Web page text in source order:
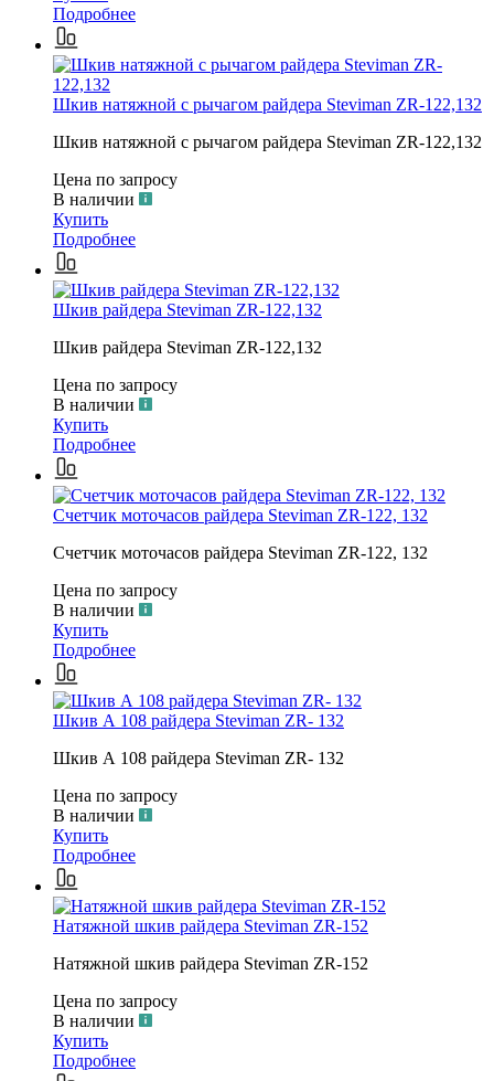
Подробнее
Шкив натяжной c рычагом райдера Steviman ZR-122,132
Шкив натяжной c рычагом райдера Steviman ZR-122,132
Цена по запросу
В наличии
Купить
Подробнее
Шкив райдера Steviman ZR-122,132
Шкив райдера Steviman ZR-122,132
Цена по запросу
В наличии
Купить
Подробнее
Счетчик моточасов райдера Steviman ZR-122, 132
Счетчик моточасов райдера Steviman ZR-122, 132
Цена по запросу
В наличии
Купить
Подробнее
Шкив А 108 райдера Steviman ZR- 132
Шкив А 108 райдера Steviman ZR- 132
Цена по запросу
В наличии
Купить
Подробнее
Натяжной шкив райдера Steviman ZR-152
Натяжной шкив райдера Steviman ZR-152
Цена по запросу
В наличии
Купить
Подробнее